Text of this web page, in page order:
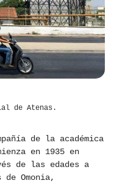
de Atenas.
de la académica
en 1935 en
de las edades a
Omonia,